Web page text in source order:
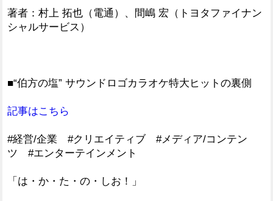
著者：村上 拓也（電通）、間嶋 宏（トヨタファイナン
シャルサービス）
■“伯方の塩” サウンドロゴカラオケ特大ヒットの裏側
記事はこちら
#経営/企業 #クリエイティブ #メディア/コンテン
ツ #エンターテインメント
「は・か・た・の・しお！」